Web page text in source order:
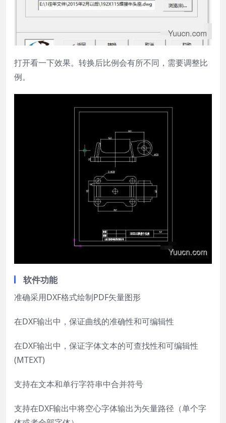
打开看一下效果。转换后比例会有所不同，需要调整比
例。
软件功能
准确采用DXF格式绘制PDF矢量图形
在DXF输出中，保证曲线的准确性和可编辑性
在DXF输出中，保证字体文本的可查找性和可编辑性
(MTEXT)
支持在文本和单行字符串中合并符号
支持在DXF输出中将空心字体输出为矢量路径（单个字